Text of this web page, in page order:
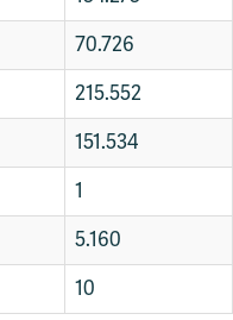
70.726
215.552
151.534
1
5.160
10